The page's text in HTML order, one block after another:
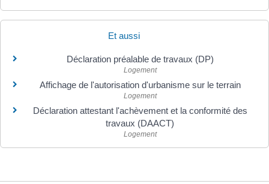
Et aussi
Déclaration préalable de travaux (DP)
Logement
Affichage de l'autorisation d'urbanisme sur le terrain
Logement
Déclaration attestant l'achèvement et la conformité des
travaux (DAACT)
Logement